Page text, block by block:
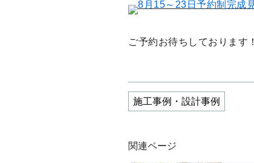
ご予約お待ちしております！
施工事例・設計事例
関連ページ